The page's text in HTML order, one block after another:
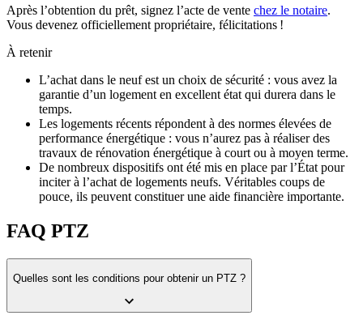
Après l’obtention du prêt, signez l’acte de vente chez le notaire.
Vous devenez officiellement propriétaire, félicitations !
À retenir
L’achat dans le neuf est un choix de sécurité : vous avez la
garantie d’un logement en excellent état qui durera dans le
temps.
Les logements récents répondent à des normes élevées de
performance énergétique : vous n’aurez pas à réaliser des
travaux de rénovation énergétique à court ou à moyen terme.
De nombreux dispositifs ont été mis en place par l’État pour
inciter à l’achat de logements neufs. Véritables coups de
pouce, ils peuvent constituer une aide financière importante.
FAQ PTZ
Quelles sont les conditions pour obtenir un PTZ ?